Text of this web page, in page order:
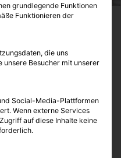
über Kraftsport und
in diesem Blog
für den Artikel bin ich auf
für Bodybuilder und
von sinnvollen
und die dazu passenden
Ernährung einen guten
grundlegende Funktionen
Funktionieren der
die uns
unsere Besucher mit unserer
Social-Media-Plattformen
Wenn externe Services
auf diese Inhalte keine